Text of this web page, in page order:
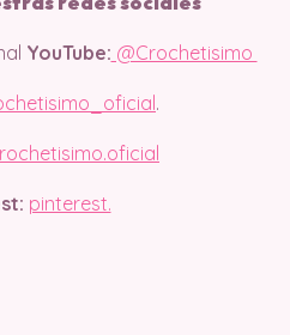
YouTube: @Crochetisimo
.
pinterest.